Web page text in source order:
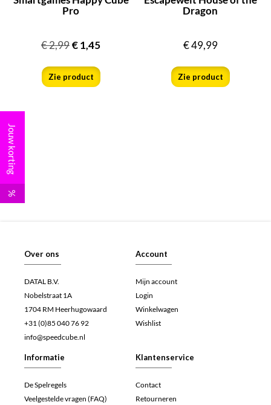
Pro
€2,99€1,45
Zie product
Dragon
€49,99
Zie product
Over ons
DATAL B.V.
Nobelstraat 1A
1704 RM Heerhugowaard
+31 (0)85 040 76 92
info@speedcube.nl
Account
Mijn account
Login
Winkelwagen
Wishlist
Informatie
De Spelregels
Veelgestelde vragen (FAQ)
Klantenservice
Contact
Retourneren
Jouw korting
%